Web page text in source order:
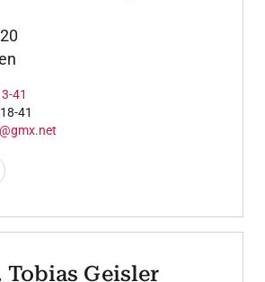
41
41
Tobias Geisler